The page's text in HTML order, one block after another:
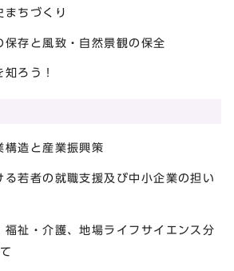
ちづくり
存と風致・自然景観の保全
ろう！
造と産業振興策
若者の就職支援及び中小企業の担い
祉・介護、地場ライフサイエンス分